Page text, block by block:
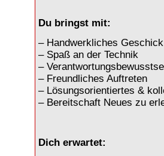
Du bringst mit:
– Handwerkliches Geschick
– Spaß an der Technik
–
– Freundliches Auftreten
– Lösungsorientiertes &
– Bereitschaft Neues zu
Dich erwartet: